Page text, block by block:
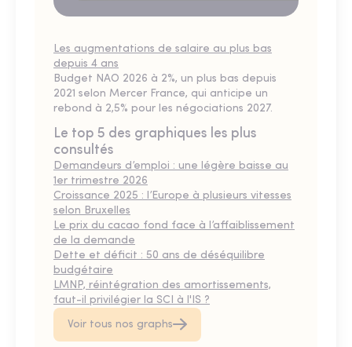
Les augmentations de salaire au plus bas
depuis 4 ans
Budget NAO 2026 à 2%, un plus bas depuis
2021 selon Mercer France, qui anticipe un
rebond à 2,5% pour les négociations 2027.
Le top 5 des graphiques les plus
consultés
Demandeurs d’emploi : une légère baisse au
1er trimestre 2026
Croissance 2025 : l’Europe à plusieurs vitesses
selon Bruxelles
Le prix du cacao fond face à l’affaiblissement
de la demande
Dette et déficit : 50 ans de déséquilibre
budgétaire
LMNP, réintégration des amortissements,
faut-il privilégier la SCI à l'IS ?
Voir tous nos graphs